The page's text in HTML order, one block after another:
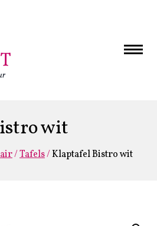
wit
/Tafels/Klaptafel Bistro wit